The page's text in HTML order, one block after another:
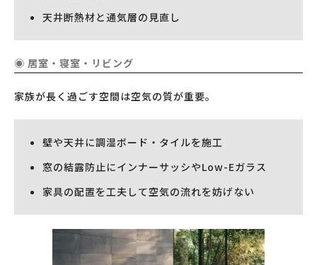
天井断熱材と通気層の見直し
◉ 居室・寝室・リビング
家族が長く過ごす空間は空気の質が重要。
壁や天井に調湿ボード・タイルを施工
窓の結露防止にインナーサッシやLow-Eガラス
家具の配置を工夫して空気の流れを妨げない